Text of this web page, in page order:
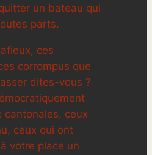
un bateau qui
parts.
ces
corrompus que
dites-vous ?
cantonales, ceux
ceux qui ont
votre place un